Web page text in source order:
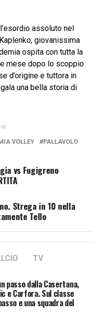
assoluto nel
giovanissima
ospita con tutta la
mese dopo lo scoppio
d’origine e tuttora in
una bella storia di
VOLLEY PALLAVOLO
vs Fugigreno
Strega in 10 nella
Tello
TV
passo dalla Casertana,
e Carfora. Sul classe
e una squadra del